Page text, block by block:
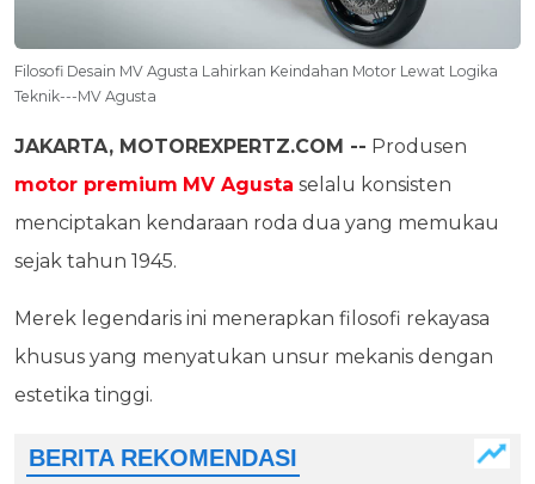
Filosofi Desain MV Agusta Lahirkan Keindahan Motor Lewat Logika
Teknik---MV Agusta
JAKARTA, MOTOREXPERTZ.COM -- Produsen
motor premium MV Agusta selalu konsisten
menciptakan kendaraan roda dua yang memukau
sejak tahun 1945.
Merek legendaris ini menerapkan filosofi rekayasa
khusus yang menyatukan unsur mekanis dengan
estetika tinggi.